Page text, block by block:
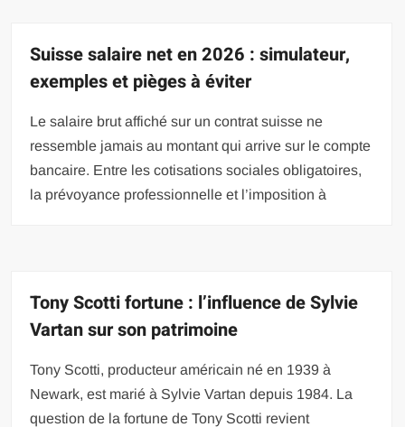
Suisse salaire net en 2026 : simulateur,
exemples et pièges à éviter
Le salaire brut affiché sur un contrat suisse ne
ressemble jamais au montant qui arrive sur le compte
bancaire. Entre les cotisations sociales obligatoires,
la prévoyance professionnelle et l’imposition à
Tony Scotti fortune : l’influence de Sylvie
Vartan sur son patrimoine
Tony Scotti, producteur américain né en 1939 à
Newark, est marié à Sylvie Vartan depuis 1984. La
question de la fortune de Tony Scotti revient